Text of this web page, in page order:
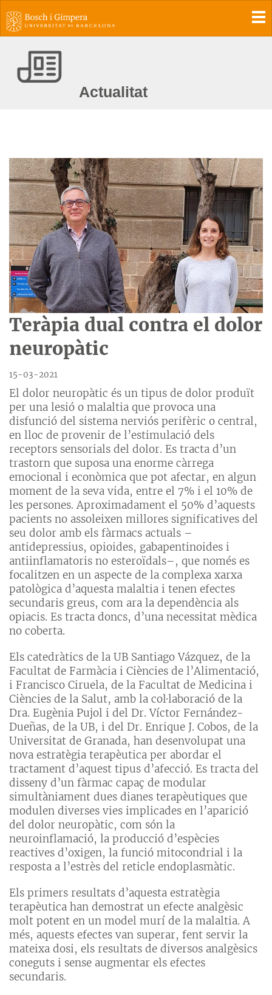
Actualitat
Teràpia dual contra el dolor
neuropàtic
15-03-2021
El dolor neuropàtic és un tipus de dolor produït
per una lesió o malaltia que provoca una
disfunció del sistema nerviós perifèric o central,
en lloc de provenir de l’estimulació dels
receptors sensorials del dolor. Es tracta d’un
trastorn que suposa una enorme càrrega
emocional i econòmica que pot afectar, en algun
moment de la seva vida, entre el 7% i el 10% de
les persones. Aproximadament el 50% d’aquests
pacients no assoleixen millores significatives del
seu dolor amb els fàrmacs actuals –
antidepressius, opioides, gabapentinoides i
antiinflamatoris no esteroïdals–, que només es
focalitzen en un aspecte de la complexa xarxa
patològica d’aquesta malaltia i tenen efectes
secundaris greus, com ara la dependència als
opiacis. Es tracta doncs, d’una necessitat mèdica
no coberta.
Els catedràtics de la UB Santiago Vázquez, de la
Facultat de Farmàcia i Ciències de l’Alimentació,
i Francisco Ciruela, de la Facultat de Medicina i
Ciències de la Salut, amb la col·laboració de la
Dra. Eugènia Pujol i del Dr. Víctor Fernández-
Dueñas, de la UB, i del Dr. Enrique J. Cobos, de la
Universitat de Granada, han desenvolupat una
nova estratègia terapèutica per abordar el
tractament d’aquest tipus d’afecció. Es tracta del
disseny d’un fàrmac capaç de modular
simultàniament dues dianes terapèutiques que
modulen diverses vies implicades en l’aparició
del dolor neuropàtic, com són la
neuroinflamació, la producció d’espècies
reactives d’oxigen, la funció mitocondrial i la
resposta a l’estrès del reticle endoplasmàtic.
Els primers resultats d’aquesta estratègia
terapèutica han demostrat un efecte analgèsic
molt potent en un model murí de la malaltia. A
més, aquests efectes van superar, fent servir la
mateixa dosi, els resultats de diversos analgèsics
coneguts i sense augmentar els efectes
secundaris.